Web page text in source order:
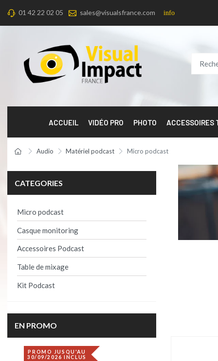
01 42 22 02 05 sales@visualsfrance.com info
ACCUEIL VIDÉO PRO PHOTO ACCESSOIRES
Audio Matériel podcast Micro podcast
CATEGORIES
Micro podcast
Casque monitoring
Accessoires Podcast
Table de mixage
Kit Podcast
EN PROMO
PROMO JUSQU'AU
30/09/2026 INCLUS